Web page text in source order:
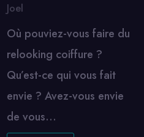
Joel
Où pouviez-vous faire du
relooking coiffure ?
Qu’est-ce qui vous fait
envie ? Avez-vous envie
de vous…